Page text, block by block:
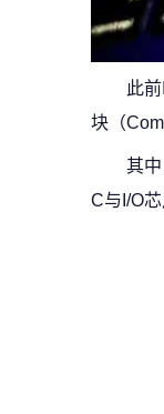
此
块（
其
C与I/O